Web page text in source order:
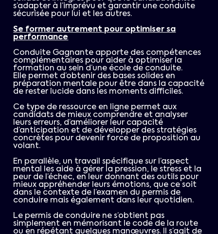
s’adapter à l’imprévu et garantir une conduite
sécurisée pour lui et les autres.
Se former autrement pour optimiser sa
performance
Conduite Gagnante apporte des compétences
complémentaires pour aider à optimiser la
formation au sein d’une école de conduite.
Elle permet d’obtenir des bases solides en
préparation mentale pour être dans la capacité
de rester lucide dans les moments difficiles.
Ce type de ressource en ligne permet aux
candidats de mieux comprendre et analyser
leurs erreurs, d’améliorer leur capacité
d’anticipation et de développer des stratégies
concrètes pour devenir force de proposition au
volant.
En parallèle, un travail spécifique sur l’aspect
mental les aide à gérer la pression, le stress et la
peur de l’échec, en leur donnant des outils pour
mieux appréhender leurs émotions, que ce soit
dans le contexte de l’examen du permis de
conduire mais également dans leur quotidien.
Le permis de conduire ne s’obtient pas
simplement en mémorisant le code de la route
ou en répétant quelques manœuvres. Il s’agit de